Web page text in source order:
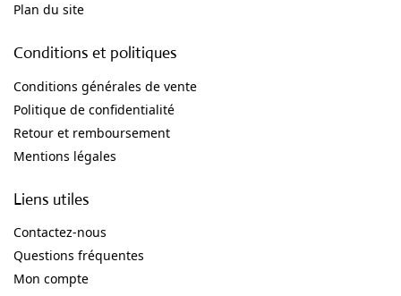
Plan du site
Conditions et politiques
Conditions générales de vente
Politique de confidentialité
Retour et remboursement
Mentions légales
Liens utiles
Contactez-nous
Questions fréquentes
Mon compte